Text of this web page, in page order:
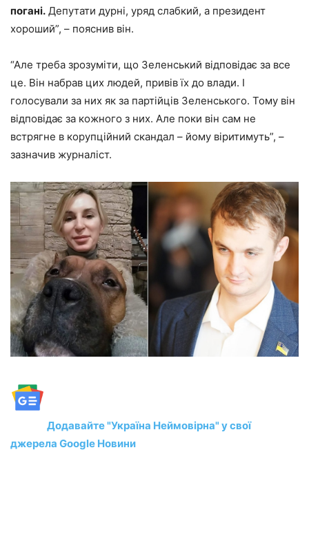
погані. Депутати дурні, уряд слабкий, а президент
хороший”, – пояснив він.
“Але треба зрозуміти, що Зеленський відповідає за все
це. Він набрав цих людей, привів їх до влади. І
голосували за них як за партійців Зеленського. Тому він
відповідає за кожного з них. Але поки він сам не
встрягне в корупційний скандал – йому віритимуть”, –
зазначив журналіст.
Додавайте "Україна Неймовірна" у свої
джерела Google Новини